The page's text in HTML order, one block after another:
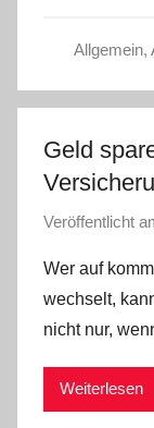
Allgemein,
Geld
Veröffentlicht
Wer auf
wechselt,
nicht nur,
Weiterlesen